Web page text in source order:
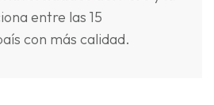
entre las 15
con más calidad.